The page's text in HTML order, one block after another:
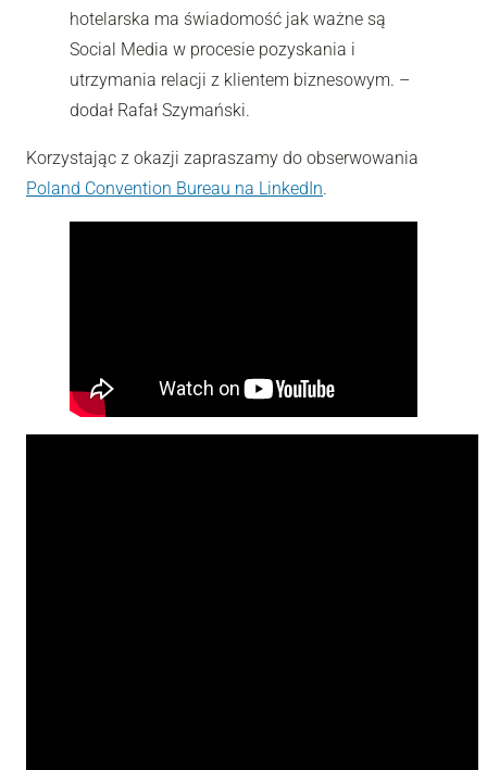
hotelarska ma świadomość jak ważne są
Social Media w procesie pozyskania i
utrzymania relacji z klientem biznesowym. –
dodał Rafał Szymański.
Korzystając z okazji zapraszamy do obserwowania
Poland Convention Bureau na LinkedIn.